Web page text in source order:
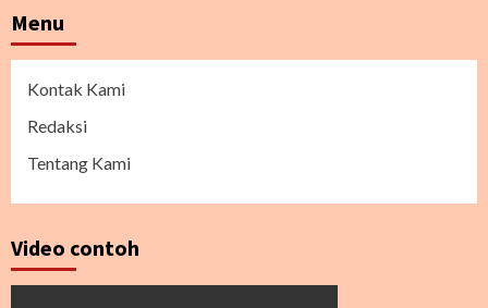
Menu
Kontak Kami
Redaksi
Tentang Kami
Video contoh